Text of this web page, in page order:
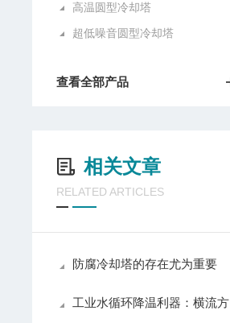
高温圆型冷却塔
超低噪音圆型冷却塔
查看全部产品
相关文章
RELATED ARTICLES
防腐冷却塔的存在尤为重要
工业水循环降温利器：横流方形冷却塔的实用优势与普及价值